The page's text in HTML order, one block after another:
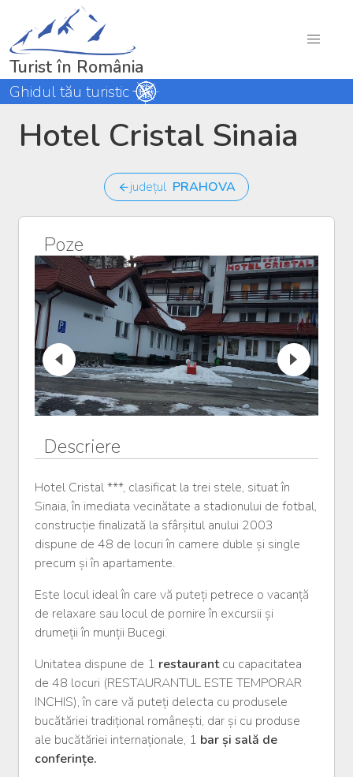
Turist în România
Ghidul tău turistic
Hotel Cristal Sinaia
județul PRAHOVA
Poze
Descriere
Hotel Cristal ***, clasificat la trei stele, situat în
Sinaia, în imediata vecinătate a stadionului de fotbal,
construcție finalizată la sfârșitul anului 2003
dispune de 48 de locuri în camere duble și single
precum și în apartamente.
Este locul ideal în care vă puteți petrece o vacanță
de relaxare sau locul de pornire în excursii și
drumeții în munții Bucegi.
Unitatea dispune de 1 restaurantcu capacitatea
de 48 locuri (RESTAURANTUL ESTE TEMPORAR
INCHIS), în care vă puteți delecta cu produsele
bucătăriei tradițional românești, dar și cu produse
ale bucătăriei internaționale, 1 bar și sală de
conferințe.